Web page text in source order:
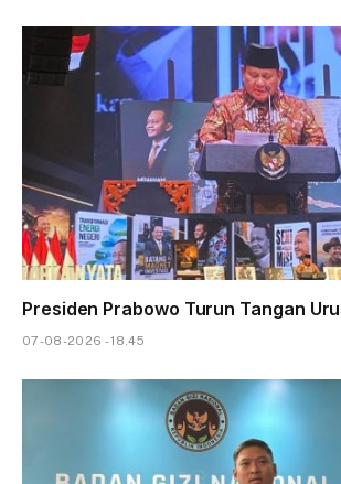
Presiden Prabowo Turun Tangan
07-08-2026 - 18.45